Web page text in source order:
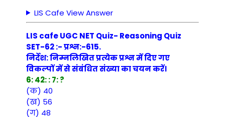
LIS Cafe View Answer
LIS cafe UGC NET Quiz- Reasoning Quiz
SET-62 :- प्रश्न:-615.
निर्देश: निम्नलिखित प्रत्येक प्रश्न में दिए गए
विकल्पों में से संबंधित संख्या का चयन करें।
6: 42: : 7: ?
(क) 40
(ख) 56
(ग) 48